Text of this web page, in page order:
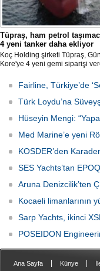
Tüpraş, ham petrol
4 yeni tanker daha ekliyor
Koç Holding şirketi Tüpraş,
Kore'ye 4 yeni gemi siparişi
aşan, her biri yaklaşık 157.000
taşıma kapasitesine sahip
2029 yılı içerisinde teslim
Fairline, Türkiye’de
Türk Loydu’na
Hüseyin Mengi:
Med Marine’e yeni
KOSDER’den
SES Yachts’tan
Aruna Denizcilik’ten
Kocaeli limanlarının
Sarp Yachts, ikinci
POSEIDON
Ana Sayfa Künye